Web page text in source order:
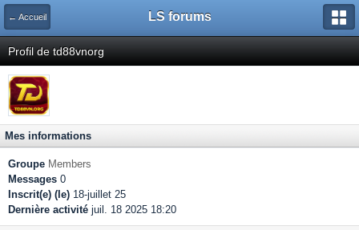
← Accueil LS forums
Profil de td88vnorg
Mes informations
Groupe Members
Messages 0
Inscrit(e) (le) 18-juillet 25
Dernière activité juil. 18 2025 18:20